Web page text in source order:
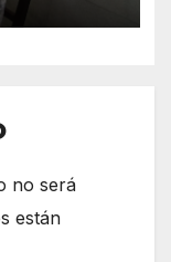
no será
están